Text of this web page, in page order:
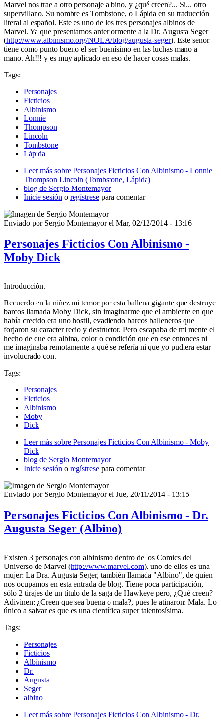
Marvel nos trae a otro personaje albino, y ¿qué creen?... Si... otro
supervillano. Su nombre es Tombstone, o Lápida en su traducción
literal al español. Este es uno de los tres personajes albinos de
Marvel. Ya que presentamos anteriormente a la Dr. Augusta Seger
(http://www.albinismo.org/NOLA/blog/augusta-seger). Este señor
tiene como punto bueno el ser buenísimo en las luchas mano a
mano. Ah!!! y es muy aplicado en eso de hacer cosas malas.
Tags:
Personajes
Ficticios
Albinismo
Lonnie
Thompson
Lincoln
Tombstone
Lápida
Leer más sobre Personajes Ficticios Con Albinismo - Lonnie
Thompson Lincoln (Tombstone, Lápida)
blog de Sergio Montemayor
Inicie sesión o regístrese para comentar
Enviado por Sergio Montemayorel Mar, 02/12/2014 - 13:16
Personajes Ficticios Con Albinismo -
Moby Dick
Introducción.
Recuerdo en la niñez mi temor por esta ballena gigante que destruye
barcos llamada Moby Dick, sin imaginarme que el ambiente en que
había crecido era uno hostil, evadiendo barcos balleneros que
forjaron su caracter recio y destructor. Pero escapaba de mi mente el
hecho de que era albina, color o condición que en ese entonces ni
me imaginaba remotamente a qué se refería ni que yo pudiera estar
involucrado con.
Tags:
Personajes
Ficticios
Albinismo
Moby
Dick
Leer más sobre Personajes Ficticios Con Albinismo - Moby
Dick
blog de Sergio Montemayor
Inicie sesión o regístrese para comentar
Enviado por Sergio Montemayorel Jue, 20/11/2014 - 13:15
Personajes Ficticios Con Albinismo - Dr.
Augusta Seger (Albino)
Existen 3 personajes con albinismo dentro de los Comics del
Universo de Marvel (http://www.marvel.com), uno de ellos es una
mujer: La Dra. Augusta Seger, también llamada "Albino", de quien
nos ocupamos en esta entrada de blog. Tiene poca participación,
sólo 2 tirajes de un título de la saga de Hawkeye pero, ¿Qué creen?
Adivinen: ¿Creen que sea buena o mala?, pues le atinaron: Mala. Lo
único a salvar es que es una científica super talentosísima.
Tags:
Personajes
Ficticios
Albinismo
Dr.
Augusta
Seger
albino
Leer más sobre Personajes Ficticios Con Albinismo - Dr.